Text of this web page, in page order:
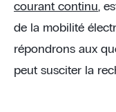
courant continu,
de la mobilité
répondrons aux
peut susciter la